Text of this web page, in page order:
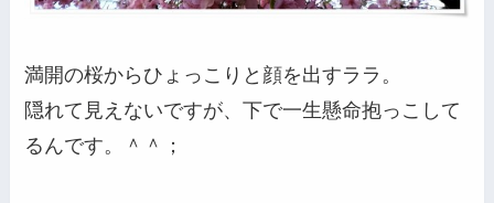
満開の桜からひょっこりと顔を出すララ。
隠れて見えないですが、下で一生懸命抱っこして
るんです。＾＾；